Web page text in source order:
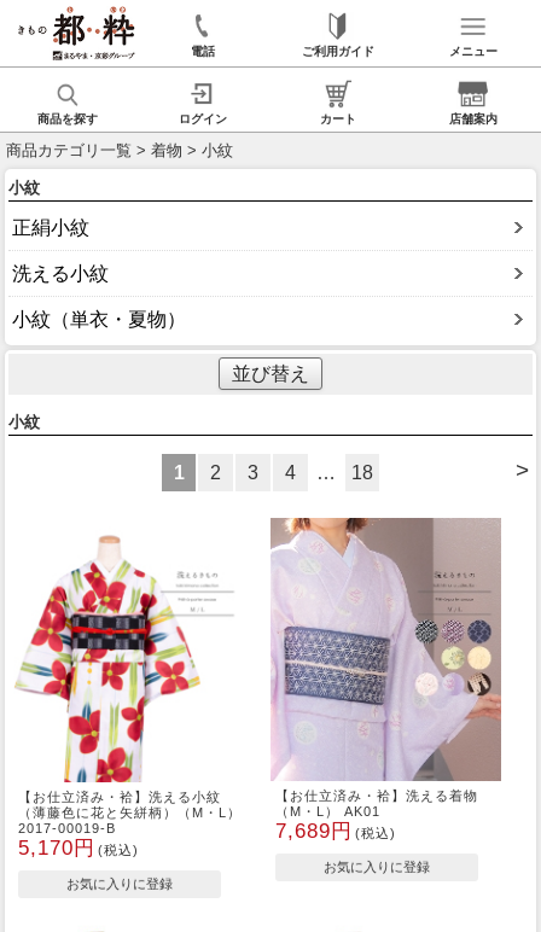
電話 ご利用ガイド メニュー
商品を探す ログイン カート 店舗案内
商品カテゴリ一覧 > 着物 > 小紋
小紋
正絹小紋
洗える小紋
小紋（単衣・夏物）
並び替え
小紋
>
1 2 3 4 … 18
【お仕立済み・袷】洗える小紋
（薄藤色に花と矢絣柄）（M・L）
2017-00019-B
5,170円 (税込)
【お仕立済み・袷】洗える着物
（M・L） AK01
7,689円 (税込)